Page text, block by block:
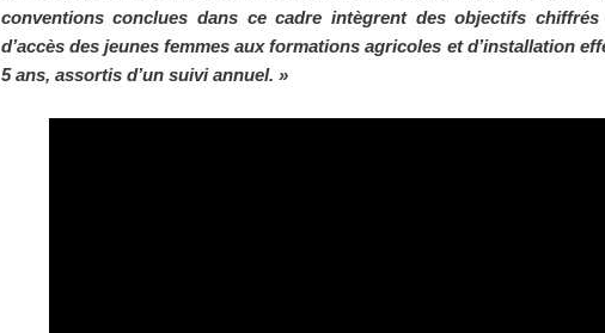
conventions conclues dans ce cadre intègrent des objectifs chiffrés
d’accès des jeunes femmes aux formations agricoles et d’installation
5 ans, assortis d’un suivi annuel. »